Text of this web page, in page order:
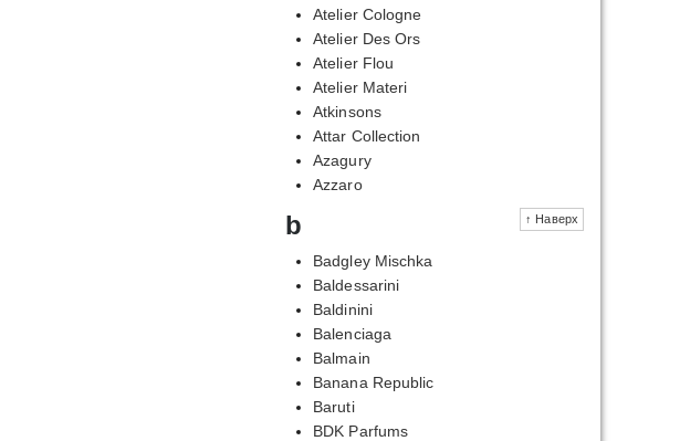
Atelier Cologne
Atelier Des Ors
Atelier Flou
Atelier Materi
Atkinsons
Attar Collection
Azagury
Azzaro
↑ Наверх
b
Badgley Mischka
Baldessarini
Baldinini
Balenciaga
Balmain
Banana Republic
Baruti
BDK Parfums